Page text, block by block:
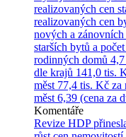
realizovaných cen
realizovaných cen
nových a
starších bytů a
rodinných domů
dle krajů 141,0 tis.
měst 77,4 tis. Kč za
měst 6,39 (cena za
Komentáře
Revize HDP